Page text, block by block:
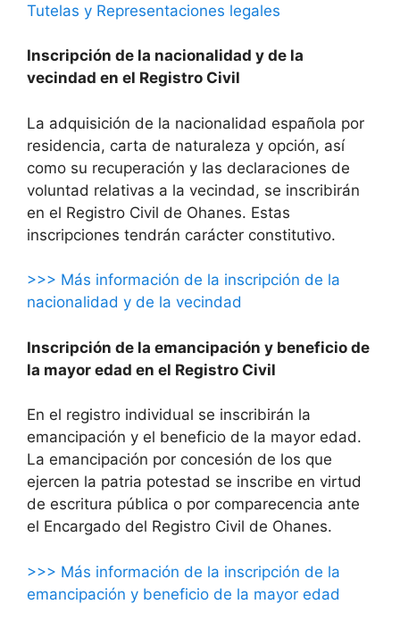
Tutelas y Representaciones legales
Inscripción de la nacionalidad y de la
vecindad en el Registro Civil
La adquisición de la nacionalidad española por
residencia, carta de naturaleza y opción, así
como su recuperación y las declaraciones de
voluntad relativas a la vecindad, se inscribirán
en el Registro Civil de Ohanes. Estas
inscripciones tendrán carácter constitutivo.
>>> Más información de la inscripción de la
nacionalidad y de la vecindad
Inscripción de la emancipación y beneficio de
la mayor edad en el Registro Civil
En el registro individual se inscribirán la
emancipación y el beneficio de la mayor edad.
La emancipación por concesión de los que
ejercen la patria potestad se inscribe en virtud
de escritura pública o por comparecencia ante
el Encargado del Registro Civil de Ohanes.
>>> Más información de la inscripción de la
emancipación y beneficio de la mayor edad